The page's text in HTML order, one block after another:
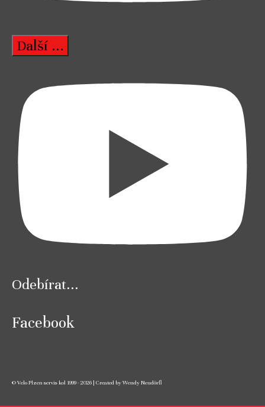
Další ...
Odebírat...
Facebook
© Velo Plzen servis kol 1999 - 2026 | Created by Wendy Neudörfl